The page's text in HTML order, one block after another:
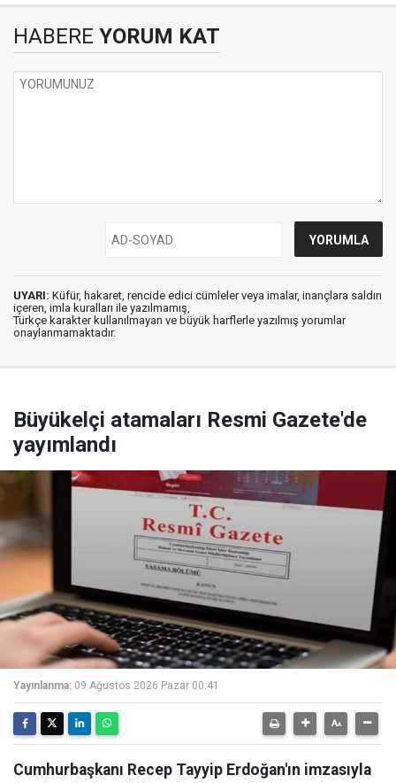
HABERE YORUM KAT
UYARI: Küfür, hakaret, rencide edici cümleler veya imalar, inançlara saldırı
içeren, imla kuralları ile yazılmamış,
Türkçe karakter kullanılmayan ve büyük harflerle yazılmış yorumlar
onaylanmamaktadır.
Büyükelçi atamaları Resmi Gazete'de
yayımlandı
Yayınlanma: 09 Ağustos 2026 Pazar 00:41
Cumhurbaşkanı Recep Tayyip Erdoğan'ın imzasıyla